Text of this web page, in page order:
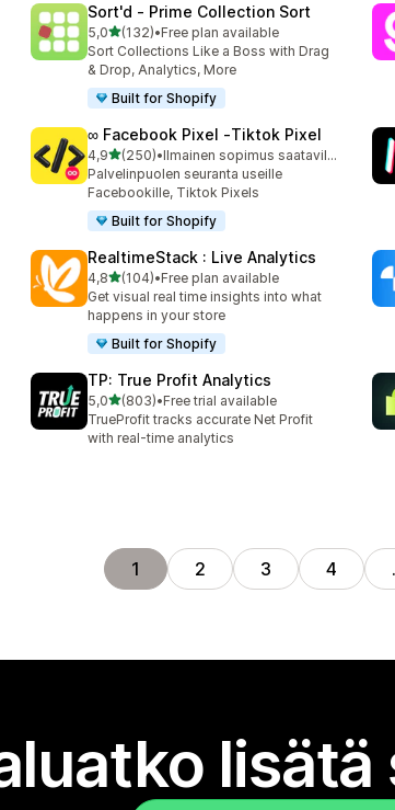
Sort'd ‑ Prime Collection Sort
5,0/ 5 tähteä
(132)
132 arvostelua yhteensä
•Free plan available
Sort Collections Like a Boss with Drag
& Drop, Analytics, More
Built for Shopify
∞ Facebook Pixel ‑Tiktok Pixel
4,9/ 5 tähteä
(250)
250 arvostelua yhteensä
•
Ilmainen sopimus saatavilla
Palvelinpuolen seuranta useille
Facebookille, Tiktok Pixels
Built for Shopify
RealtimeStack : Live Analytics
4,8/ 5 tähteä
(104)
104 arvostelua yhteensä
•Free plan available
Get visual real time insights into what
happens in your store
Built for Shopify
TP: True Profit Analytics
5,0/ 5 tähteä
(803)
803 arvostelua yhteensä
•Free trial available
TrueProfit tracks accurate Net Profit
with real-time analytics
1 2 3 4